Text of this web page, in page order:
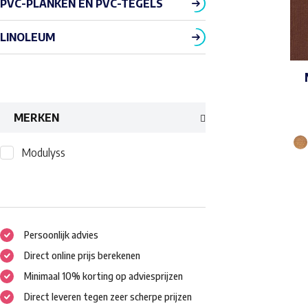
PVC-PLANKEN EN PVC-TEGELS
LINOLEUM
MERKEN
Modulyss
Persoonlijk advies
Direct online prijs berekenen
Minimaal 10% korting op adviesprijzen
Direct leveren tegen zeer scherpe prijzen